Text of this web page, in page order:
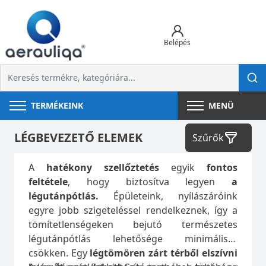
Belépés
TERMÉKEINK MENÜ
LÉGBEVEZETŐ ELEMEK
A hatékony szellőztetés egyik fontos
feltétele, hogy biztosítva legyen a
légutánpótlás. Épületeink, nyílászáróink
egyre jobb szigeteléssel rendelkeznek, így a
tömítetlenségeken bejutó természetes
légutánpótlás lehetősége minimálisra
csökken. Egy légtömören zárt térből elszívni
Szűrők